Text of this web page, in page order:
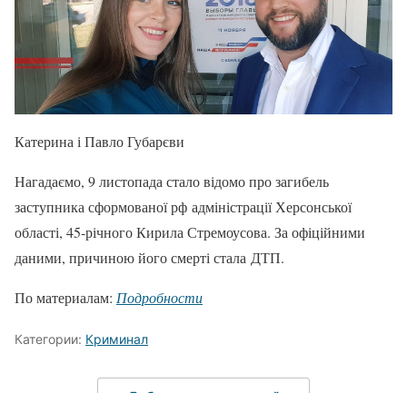
Катерина і Павло Губарєви
Нагадаємо, 9 листопада стало відомо про загибель
заступника сформованої рф адміністрації Херсонської
області, 45-річного Кирила Стремоусова. За офіційними
даними, причиною його смерті стала ДТП.
По материалам: Подробности
Категории: Криминал